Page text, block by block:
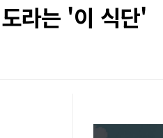
라는 '이 식단'